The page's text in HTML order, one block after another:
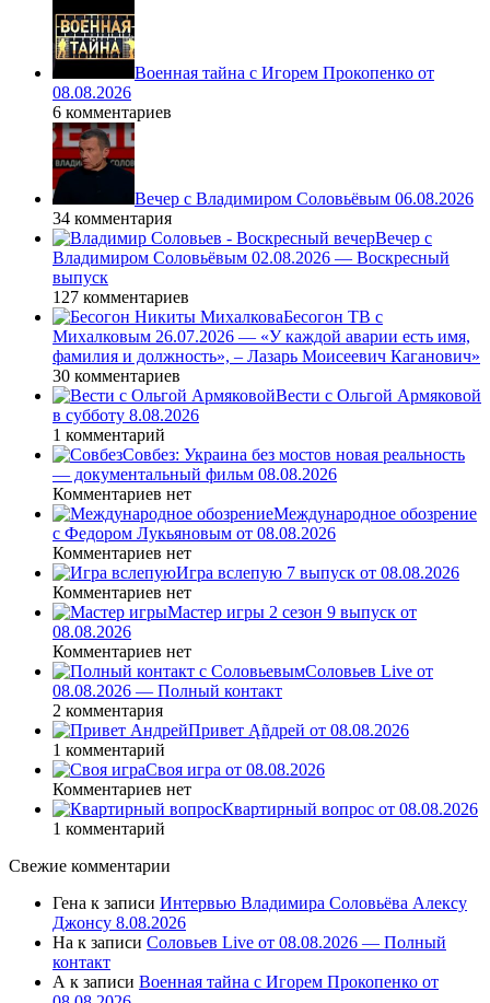
Военная тайна с Игорем Прокопенко от
08.08.2026
6 комментариев
Вечер с Владимиром Соловьёвым 06.08.2026
34 комментария
Вечер с
Владимиром Соловьёвым 02.08.2026 — Воскресный
выпуск
127 комментариев
Бесогон ТВ с
Михалковым 26.07.2026 — «У каждой аварии есть имя,
фамилия и должность», – Лазарь Моисеевич Каганович»
30 комментариев
Вести с Ольгой Армяковой
в субботу 8.08.2026
1 комментарий
Совбез: Украина без мостов новая реальность
— документальный фильм 08.08.2026
Комментариев нет
Международное обозрение
с Федором Лукьяновым от 08.08.2026
Комментариев нет
Игра вслепую 7 выпуск от 08.08.2026
Комментариев нет
Мастер игры 2 сезон 9 выпуск от
08.08.2026
Комментариев нет
Соловьев Live от
08.08.2026 — Полный контакт
2 комментария
Привет Ąñдpей от 08.08.2026
1 комментарий
Своя игра от 08.08.2026
Комментариев нет
Квартирный вопрос от 08.08.2026
1 комментарий
Свежие комментарии
Гена к записи Интервью Владимира Соловьёва Алексу
Джонсу 8.08.2026
На к записи Соловьев Live от 08.08.2026 — Полный
контакт
А к записи Военная тайна с Игорем Прокопенко от